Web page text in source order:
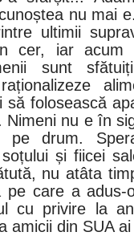
nu mai
ultimii
cer, iar acum
sunt
să folosească
Nimeni nu e în
drum.
și fiicei
nu atâta
pe care a
cu privire la
amicii din SUA